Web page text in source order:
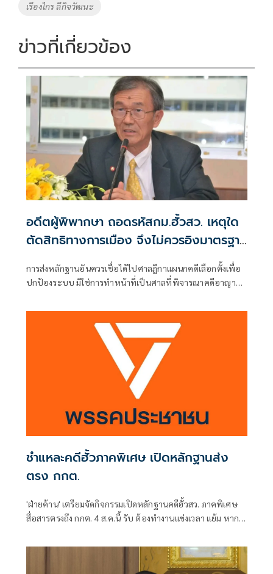
เรืองไกร ลีกิจวัฒนะ
ข่าวที่เกี่ยวข้อง
อดีตผู้พิพากษา ถอดรหัสกม.ฮั้วสว. เหตุใด
ตัดสิทธิทางการเมือง จึงไม่ควรอิงมาตรฐาน
เดียวกับคดีอาญา
การส่งหลักฐานอันควรเชื่อได้ไปศาลฎีกาแผนกคดีเลือกตั้งเพื่อ
ปกป้องระบบ มิใช่การทำหน้าที่เป็นศาลที่พิจารณาคดีอาญา
ชำแหละคดีฮั้วภาคพิเศษ เปิดหลักฐานส่ง
ตรง กกต.
'ฝ่ายค้าน' เตรียมจัดกิจกรรมเปิดหลักฐานคดีฮั้วสว. ภาคพิเศษ
สื่อสารตรงถึง กกต. 4 ส.ค.นี้ รับ ต้องทำงานแข่งเวลา แย้ม หาก
การปฏิบัติหน้าที่หรือไม่